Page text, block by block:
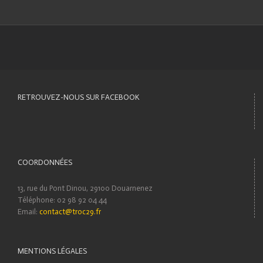
RETROUVEZ-NOUS SUR FACEBOOK
COORDONNÉES
13, rue du Pont Dinou, 29100 Douarnenez
Téléphone: 02 98 92 04 44
Email: contact@troc29.fr
MENTIONS LÉGALES